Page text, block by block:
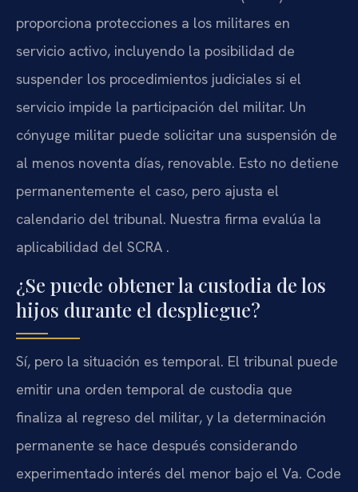
proporciona protecciones a los militares en
servicio activo, incluyendo la posibilidad de
suspender los procedimientos judiciales si el
servicio impide la participación del militar. Un
cónyuge militar puede solicitar una suspensión de
al menos noventa días, renovable. Esto no detiene
permanentemente el caso, pero ajusta el
calendario del tribunal. Nuestra firma evalúa la
aplicabilidad del SCRA .
¿Se puede obtener la custodia de los
hijos durante el despliegue?
Sí, pero la situación es temporal. El tribunal puede
emitir una orden temporal de custodia que
finaliza al regreso del militar, y la determinación
permanente se hace después considerando
experimentado interés del menor bajo el Va. Code